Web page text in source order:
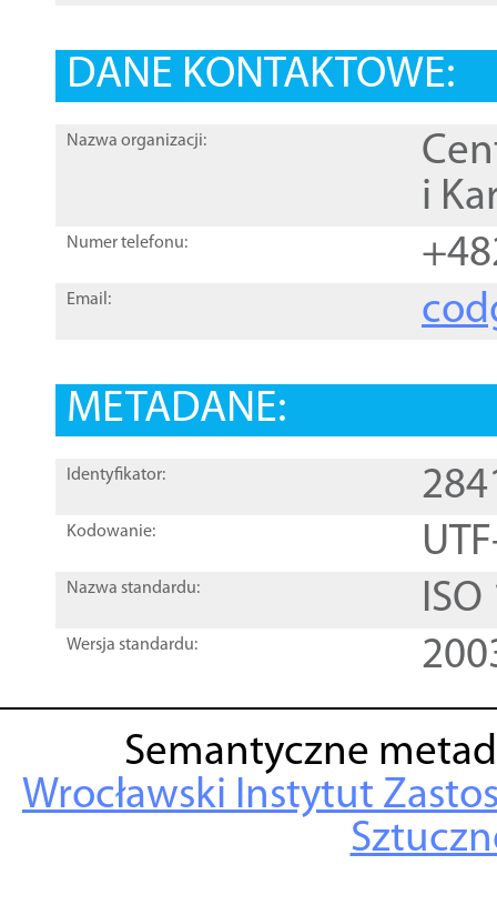
DANE KONTAKTOWE:
Nazwa organizacji:
i
Numer telefonu:
Email:
METADANE:
Identyfikator:
Kodowanie:
Nazwa standardu:
Wersja standardu:
Semantyczne
Wrocławski Instytut